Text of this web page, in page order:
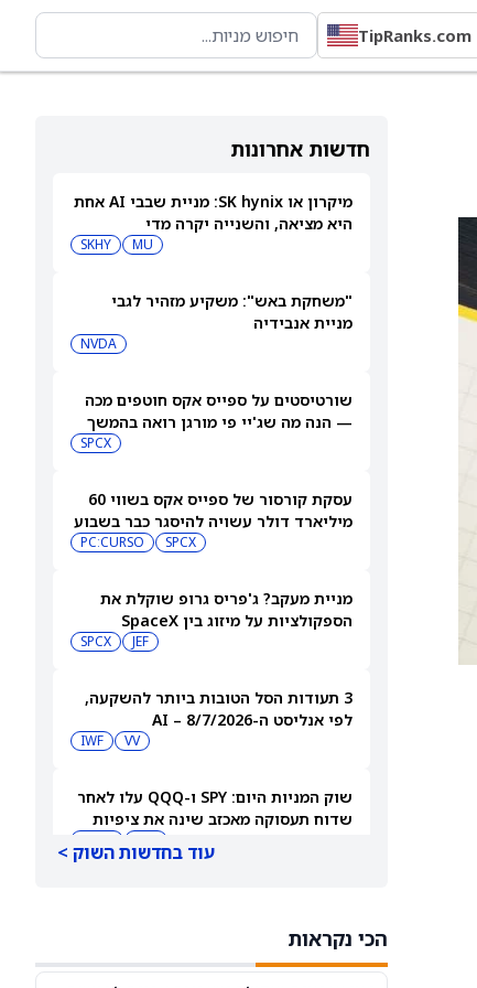
TipRanks.com
חדשות אחרונות
מיקרון או SK hynix: מניית שבבי AI אחת
היא מציאה, והשנייה יקרה מדי
MU
SKHY
"משחקת באש": משקיע מזהיר לגבי
מניית אנבידיה
NVDA
שורטיסטים על ספייס אקס חוטפים מכה
— הנה מה שג'יי פי מורגן רואה בהמשך
SPCX
עסקת קורסור של ספייס אקס בשווי 60
מיליארד דולר עשויה להיסגר כבר בשבוע
SPCX
PC:CURSO
מניית מעקב? ג'פריס גרופ שוקלת את
הספקולציות על מיזוג בין SpaceX
JEF
SPCX
3 תעודות הסל הטובות ביותר להשקעה,
לפי אנליסט ה-AI – 8/7/2026
VV
IWF
שוק המניות היום: SPY ו-QQQ עלו לאחר
שדוח תעסוקה מאכזב שינה את ציפיות
עוד בחדשות השוק >
הכי נקראות